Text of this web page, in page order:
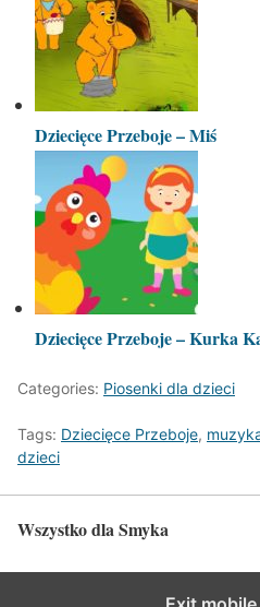
Dziecięce Przeboje – Miś
Dziecięce Przeboje – Kurka
Categories: Piosenki dla dzieci
Tags: Dziecięce Przeboje,
dzieci
Wszystko dla Smyka